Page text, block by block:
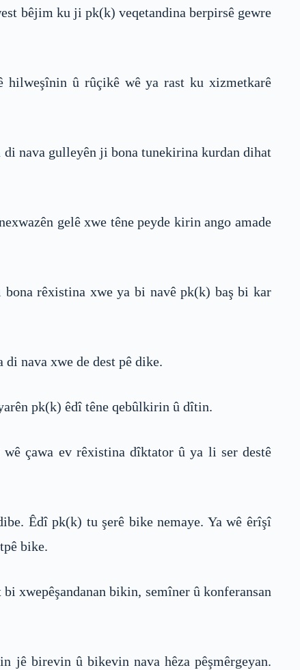
bêjim ku ji pk(k) veqetandina berpirsê gewre
û rûçikê wê ya rast ku xizmetkarê
nava gulleyên ji bona tunekirina kurdan dihat
gelê xwe têne peyde kirin ango amade
rêxistina xwe ya bi navê pk(k) baş bi kar
nava xwe de dest pê dike.
pk(k) êdî têne qebûlkirin û dîtin.
çawa ev rêxistina dîktator û ya li ser destê
Êdî pk(k) tu şerê bike nemaye. Ya wê êrîşî
bike.
xwepêşandanan bikin, semîner û konferansan
jê birevin û bikevin nava hêza pêşmêrgeyan.